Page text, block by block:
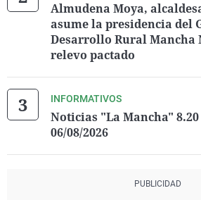
Almudena Moya,
asume la presidencia del
Desarrollo Rural Mancha
relevo pactado
INFORMATIVOS
Noticias "La Mancha"
06/08/2026